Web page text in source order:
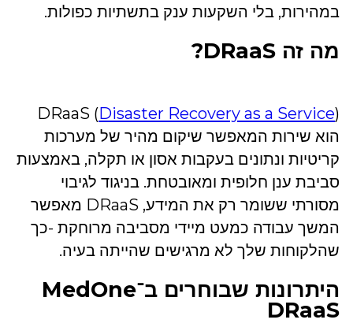
במהירות, בלי השקעות ענק בתשתיות כפולות.
מה זה DRaaS?
DRaaS (Disaster Recovery as a Service)
הוא שירות המאפשר שיקום מהיר של מערכות
קריטיות ונתונים בעקבות אסון או תקלה, באמצעות
סביבת ענן חלופית ומאובטחת. בניגוד לגיבוי
מסורתי ששומר רק את המידע, DRaaS מאפשר
המשך עבודה כמעט מיידי מסביבה מרוחקת -כך
שהלקוחות שלך לא מרגישים שהייתה בעיה.
היתרונות שבוחרים ב־MedOne
DRaaS